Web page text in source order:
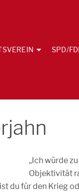
SPD/
„Ich würde
Objektivität
du für den Krieg